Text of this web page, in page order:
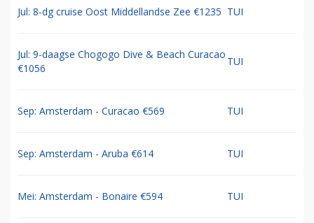
Jul: 8-dg cruise Oost Middellandse Zee €1235 TUI
Jul: 9-daagse Chogogo Dive & Beach Curacao
€1056
TUI
Sep: Amsterdam - Curacao €569 TUI
Sep: Amsterdam - Aruba €614 TUI
Mei: Amsterdam - Bonaire €594 TUI